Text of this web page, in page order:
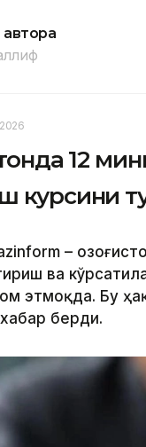
автора
12
курсини
–
ва
этмоқда. Бу
берди.